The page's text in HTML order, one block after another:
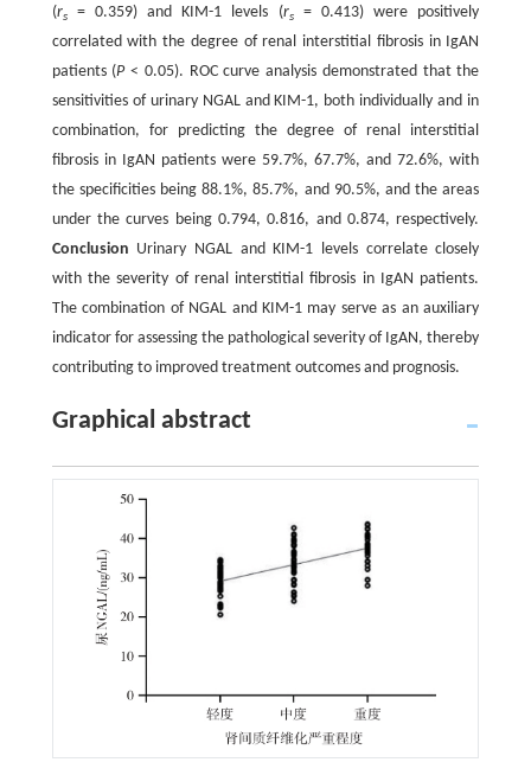
(rs= 0.359) and KIM-1 levels (rs= 0.413) were positively
correlated with the degree of renal interstitial fibrosis in IgAN
patients (P< 0.05). ROC curve analysis demonstrated that the
sensitivities of urinary NGAL and KIM-1, both individually and in
combination, for predicting the degree of renal interstitial
fibrosis in IgAN patients were 59.7%, 67.7%, and 72.6%, with
the specificities being 88.1%, 85.7%, and 90.5%, and the areas
under the curves being 0.794, 0.816, and 0.874, respectively.
Conclusion Urinary NGAL and KIM-1 levels correlate closely
with the severity of renal interstitial fibrosis in IgAN patients.
The combination of NGAL and KIM-1 may serve as an auxiliary
indicator for assessing the pathological severity of IgAN, thereby
contributing to improved treatment outcomes and prognosis.
Graphical abstract